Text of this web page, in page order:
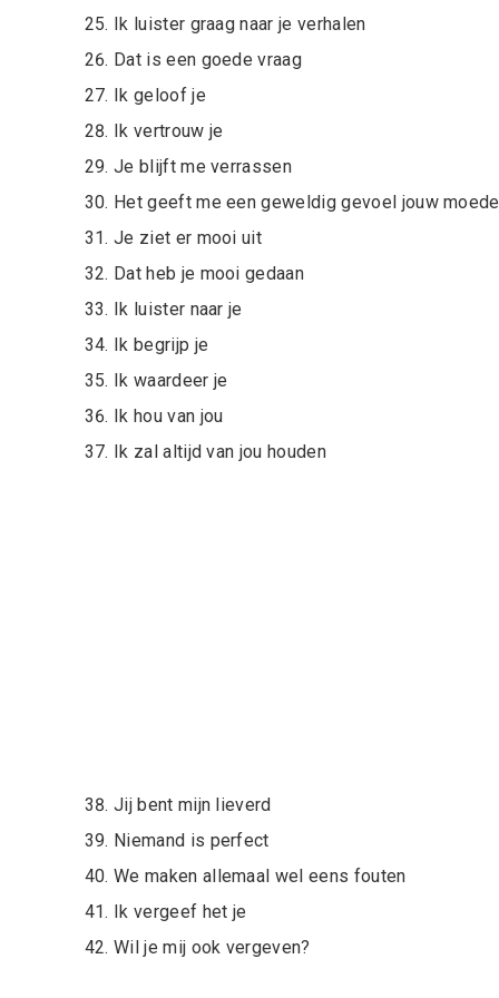
Ik luister graag naar je verhalen
Dat is een goede vraag
Ik geloof je
Ik vertrouw je
Je blijft me verrassen
Het geeft me een geweldig gevoel jouw
Je ziet er mooi uit
Dat heb je mooi gedaan
Ik luister naar je
Ik begrijp je
Ik waardeer je
Ik hou van jou
Ik zal altijd van jou houden
Jij bent mijn lieverd
Niemand is perfect
We maken allemaal wel eens fouten
Ik vergeef het je
Wil je mij ook vergeven?